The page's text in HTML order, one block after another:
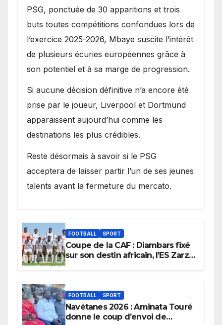
PSG, ponctuée de 30 apparitions et trois
buts toutes compétitions confondues lors de
l’exercice 2025-2026, Mbaye suscite l’intérêt
de plusieurs écuries européennes grâce à
son potentiel et à sa marge de progression.
Si aucune décision définitive n’a encore été
prise par le joueur, Liverpool et Dortmund
apparaissent aujourd’hui comme les
destinations les plus crédibles.
Reste désormais à savoir si le PSG
acceptera de laisser partir l’un de ses jeunes
talents avant la fermeture du mercato.
FOOTBALL SPORT
Coupe de la CAF : Diambars fixé
sur son destin africain, l’ES Zarzis
FOOTBALL SPORT
Navétanes 2026 : Aminata Touré
donne le coup d’envoi de